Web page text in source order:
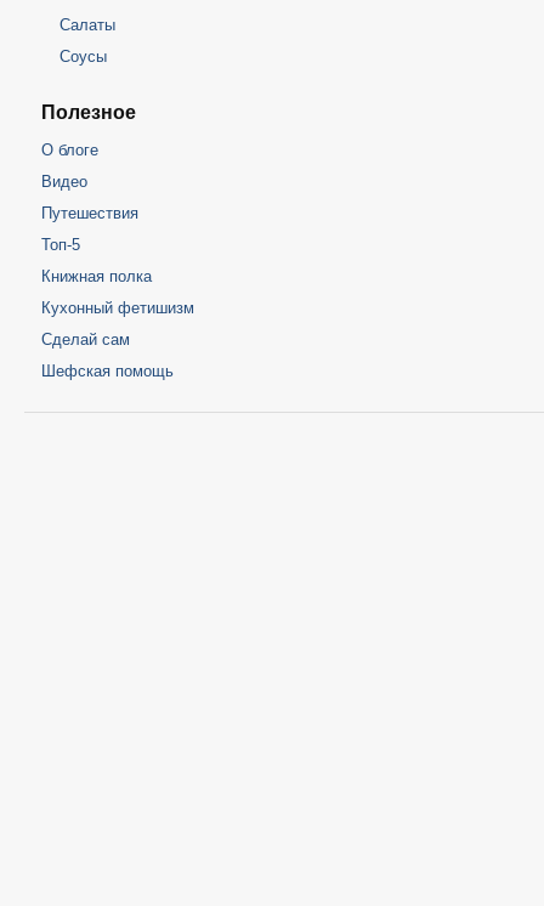
Салаты
Соусы
Полезное
О блоге
Видео
Путешествия
Топ-5
Книжная полка
Кухонный фетишизм
Сделай сам
Шефская помощь